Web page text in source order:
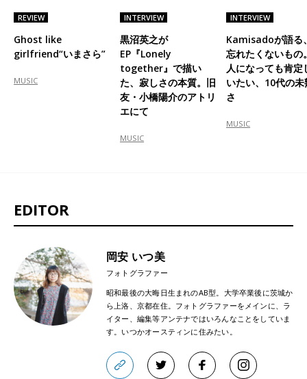
REVIEW
Ghost like
girlfriend“いまさら”
MUSIC
INTERVIEW
黒沼英之が
EP『Lonely
together』で描い
た、寂しさの本質。旧
友・小橋陽介のアトリ
エにて
MUSIC
INTERVIEW
Kamisadoが語る
忘れたくないもの
人になっても肯定
いたい、10代の未
さ
MUSIC
EDITOR
岡安 いつ美
フォトグラファー
昭和最後の大晦日生まれのAB型。大学卒業後に茨城か
ら上洛、京都在住。フォトグラファーをメインに、ラ
イター、編集等アンテナではいろんなことをしていま
す。いつかオースティンに住みたい。